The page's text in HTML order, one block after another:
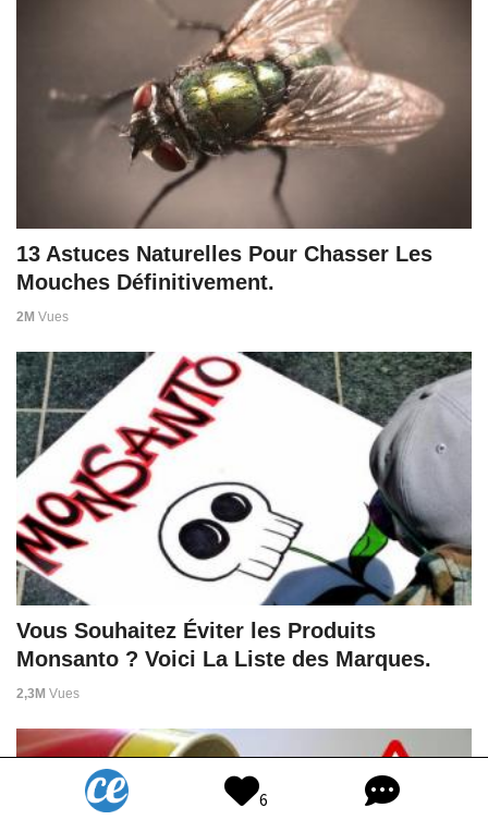
13 Astuces Naturelles Pour Chasser Les
Mouches Définitivement.
2M Vues
Vous Souhaitez Éviter les Produits
Monsanto ? Voici La Liste des Marques.
2,3M Vues
6